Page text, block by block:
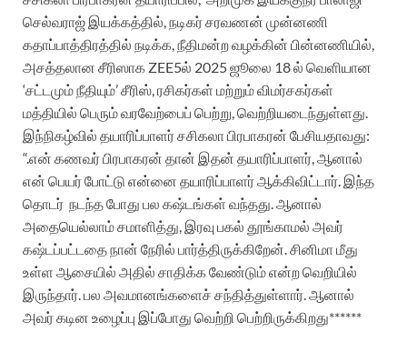
செல்வராஜ் இயக்கத்தில், நடிகர் சரவணன் முன்னணி
கதாப்பாத்திரத்தில் நடிக்க, நீதிமன்ற வழக்கின் பின்னணியில்,
அசத்தலான சீரிஸாக ZEE5ல் 2025 ஜூலை 18 ல் வெளியான
‘சட்டமும் நீதியும்’ சீரிஸ், ரசிகர்கள் மற்றும் விமர்சகர்கள்
மத்தியில் பெரும் வரவேற்பைப் பெற்று, வெற்றியடைந்துள்ளது.
இந்நிகழ்வில் தயாரிப்பாளர் சசிகலா பிரபாகரன் பேசியதாவது:
“.என் கணவர் பிரபாகரன் தான் இதன் தயாரிப்பாளர், ஆனால்
என் பெயர் போட்டு என்னை தயாரிப்பாளர் ஆக்கிவிட்டார். இந்த
தொடர் நடந்த போது பல கஷ்டங்கள் வந்தது. ஆனால்
அதையெல்லாம் சமாளித்து, இரவு பகல் தூங்காமல் அவர்
கஷ்டப்பட்டதை நான் நேரில் பார்த்திருக்கிறேன். சினிமா மீது
உள்ள ஆசையில் அதில் சாதிக்க வேண்டும் என்ற வெறியில்
இருந்தார். பல அவமானங்களைச் சந்தித்துள்ளார். ஆனால்
அவர் கடின உழைப்பு இப்போது வெற்றி பெற்றிருக்கிறது******